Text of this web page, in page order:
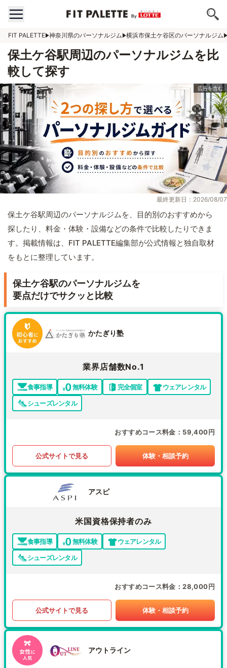
FIT PALETTE 神奈川県のパーソナルジム 横浜市保土ケ谷区のパーソナルジム
保土ケ谷駅周辺のパーソナルジムを比
較して探す
最終更新日：2026/08/07
保土ケ谷駅周辺のパーソナルジムを、目的別のおすすめから
探したり、料金・体験・設備などの条件で比較したりできま
す。掲載情報は、FIT PALETTE編集部が公式情報と独自取材
をもとに整理しています。
保土ケ谷駅のパーソナルジムを
要点だけでサクッと比較
かたぎり塾
業界店舗数No.1
食事指導 無料体験 完全個室
ウェアレンタル
シューズレンタル
おすすめコース料金 59,400円
公式サイトで見る 体験・相談予約
アスピ
米国資格保持者のみ
食事指導 無料体験
ウェアレンタル
シューズレンタル
おすすめコース料金 28,000円
公式サイトで見る 体験・相談予約
アウトライン